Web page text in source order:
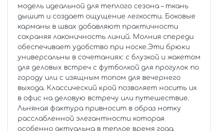
модель идеальной для теплого сезона – ткань
дышит и создает ощущение легкости. Боковые
карманы в швах добавляют практичности
сохраняя лаконичность линий. Молния спереди
обеспечивает удобство при носке.Эти брюки
универсальны в сочетаниях: с блузкой и жакетом
для деловых встреч с футболкой для прогулок по
городу или с изящным топом для вечернего
выхода. Классический крой позволяет носить их
в офис на деловую встречу или путешествие.
Льняная фактура привносит в образ нотку
расслабленной элегантности которая
особенно актуальна в теплое время года.